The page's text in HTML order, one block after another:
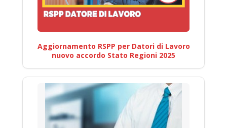
Aggiornamento RSPP per Datori di Lavoro
nuovo accordo Stato Regioni 2025